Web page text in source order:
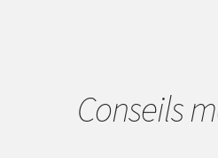
Conseils